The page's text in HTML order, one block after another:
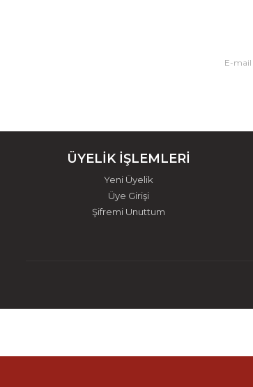
ÜYELİK İŞLEMLERİ
Yeni Üyelik
Üye Girişi
Şifremi Unuttum